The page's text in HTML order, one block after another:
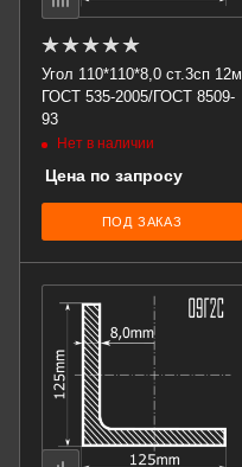
Угол 110*110*8,0 ст.3сп 12м
ГОСТ 535-2005/ГОСТ 8509-
93
Нет в наличии
Цена по запросу
ПОД ЗАКАЗ